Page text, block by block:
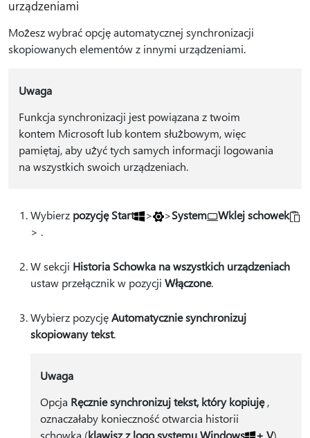
urządzeniami
Możesz wybrać opcję automatycznej synchronizacji
skopiowanych elementów z innymi urządzeniami.
Uwaga
Funkcja synchronizacji jest powiązana z twoim
kontem Microsoft lub kontem służbowym, więc
pamiętaj, aby użyć tych samych informacji logowania
na wszystkich swoich urządzeniach.
Wybierz pozycję Start > >System
Wklej schowek
> .
W sekcji Historia Schowka na wszystkich urządzeniach
ustaw przełącznik w pozycji Włączone.
Wybierz pozycjęAutomatycznie synchronizuj
skopiowany tekst.
Uwaga
Opcja Ręcznie synchronizuj tekst, który kopiuję,
oznaczałaby konieczność otwarcia historii
schowka (klawisz z logo systemu Windows + V)